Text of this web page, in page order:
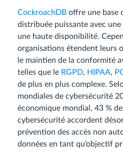
CockroachDB offre une base
distribuée puissante avec
une haute disponibilité.
organisations étendent leurs
le maintien de la conformité
telles que le RGPD, HIPAA,
de plus en plus complexe.
mondiales de cybersécurité
économique mondial, 43 %
cybersécurité accordent
prévention des accès non
données en tant qu’objectif